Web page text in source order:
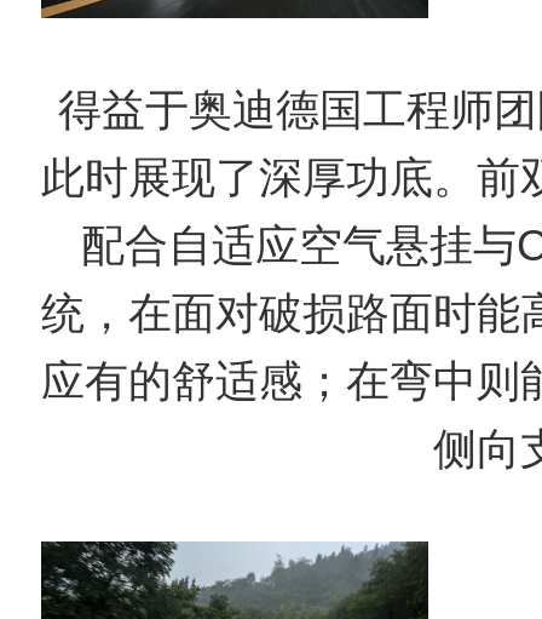
得益于奥迪德国工程师
此时展现了深厚功底。
配合自适应空气悬挂与
统，在面对破损路面时能
应有的舒适感；在弯中
侧向